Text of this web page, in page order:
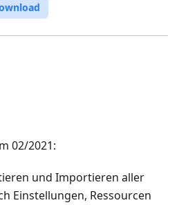
02/2021:
und Importieren aller
Einstellungen, Ressourcen